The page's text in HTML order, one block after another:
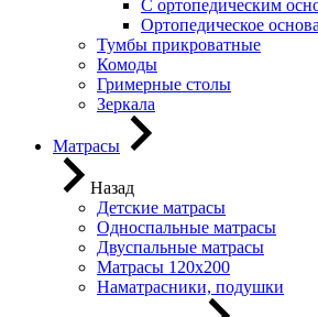
С ортопедическим
Ортопедическое
Тумбы прикроватные
Комоды
Гримерные столы
Зеркала
Матрасы
Назад
Детские матрасы
Односпальные матрасы
Двуспальные матрасы
Матрасы 120х200
Наматрасники, подушки